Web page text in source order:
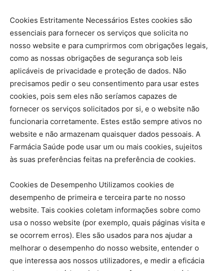
Cookies Estritamente Necessários Estes cookies são
essenciais para fornecer os serviços que solicita no
nosso website e para cumprirmos com obrigações legais,
como as nossas obrigações de segurança sob leis
aplicáveis de privacidade e proteção de dados. Não
precisamos pedir o seu consentimento para usar estes
cookies, pois sem eles não seríamos capazes de
fornecer os serviços solicitados por si, e o website não
funcionaria corretamente. Estes estão sempre ativos no
website e não armazenam quaisquer dados pessoais. A
Farmácia Saúde pode usar um ou mais cookies, sujeitos
às suas preferências feitas na preferência de cookies.
Cookies de Desempenho Utilizamos cookies de
desempenho de primeira e terceira parte no nosso
website. Tais cookies coletam informações sobre como
usa o nosso website (por exemplo, quais páginas visita e
se ocorrem erros). Eles são usados para nos ajudar a
melhorar o desempenho do nosso website, entender o
que interessa aos nossos utilizadores, e medir a eficácia